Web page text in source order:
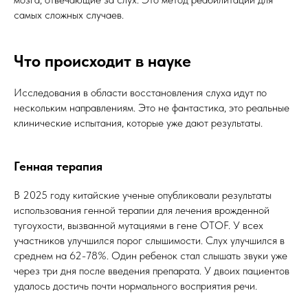
самых сложных случаев.
Что происходит в науке
Исследования в области восстановления слуха идут по
нескольким направлениям. Это не фантастика, это реальные
клинические испытания, которые уже дают результаты.
Генная терапия
В 2025 году китайские ученые опубликовали результаты
использования генной терапии для лечения врожденной
тугоухости, вызванной мутациями в гене OTOF. У всех
участников улучшился порог слышимости. Слух улучшился в
среднем на 62-78%. Один ребенок стал слышать звуки уже
через три дня после введения препарата. У двоих пациентов
удалось достичь почти нормального восприятия речи.